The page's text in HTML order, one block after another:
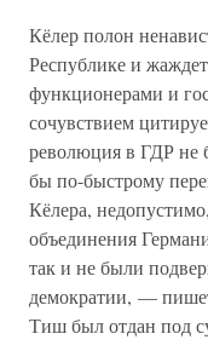
Кёлер полон
Республике и
функционерами и
сочувствием
революция в ГДР не
бы по-быстрому
Кёлера,
объединения
так и не были
демократии, —
Тиш был отдан под